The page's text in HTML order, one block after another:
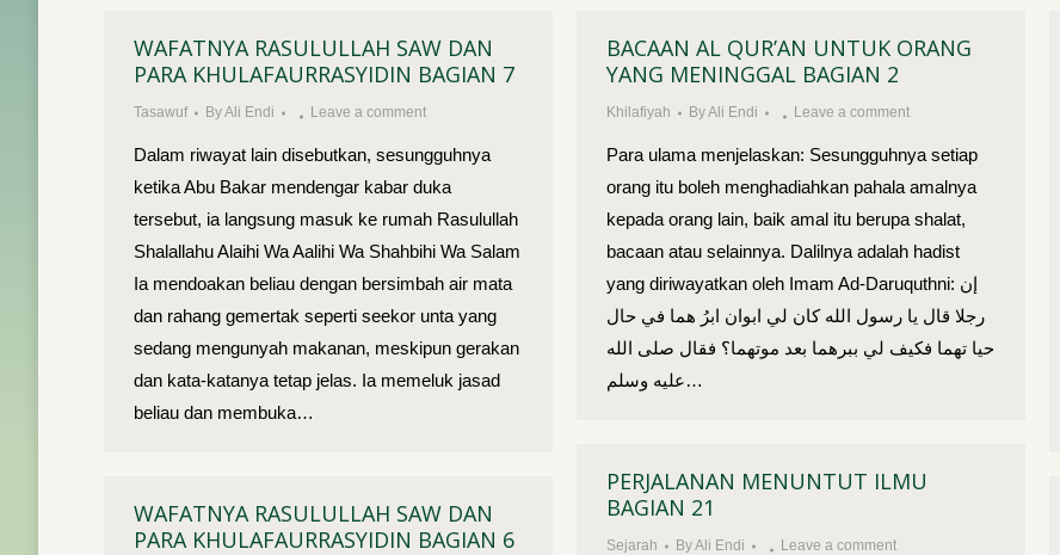
WAFATNYA RASULULLAH SAW DAN
PARA KHULAFAURRASYIDIN BAGIAN 7
Tasawuf ByAli Endi Leave a comment
Dalam riwayat lain disebutkan, sesungguhnya
ketika Abu Bakar mendengar kabar duka
tersebut, ia langsung masuk ke rumah Rasulullah
Shalallahu Alaihi Wa Aalihi Wa Shahbihi Wa Salam
Ia mendoakan beliau dengan bersimbah air mata
dan rahang gemertak seperti seekor unta yang
sedang mengunyah makanan, meskipun gerakan
dan kata-katanya tetap jelas. Ia memeluk jasad
beliau dan membuka…
BACAAN AL QUR’AN UNTUK ORANG
YANG MENINGGAL BAGIAN 2
Khilafiyah ByAli Endi Leave a comment
Para ulama menjelaskan: Sesungguhnya setiap
orang itu boleh menghadiahkan pahala amalnya
kepada orang lain, baik amal itu berupa shalat,
bacaan atau selainnya. Dalilnya adalah hadist
yang diriwayatkan oleh Imam Ad-Daruquthni: إن
رجلا قال يا رسول الله كان لي ابوان ابرُ هما في حال
حيا تهما فكيف لي ببرهما بعد موتهما؟ فقال صلى الله
عليه وسلم…
PERJALANAN MENUNTUT ILMU
BAGIAN 21
Sejarah ByAli Endi Leave a comment
WAFATNYA RASULULLAH SAW DAN
PARA KHULAFAURRASYIDIN BAGIAN 6